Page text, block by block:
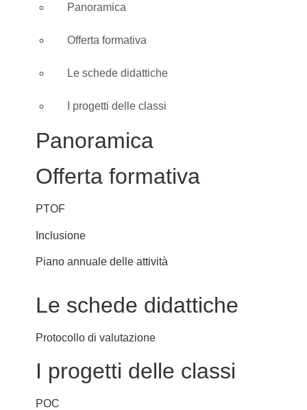
Panoramica
Offerta formativa
Le schede didattiche
I progetti delle classi
Panoramica
Offerta formativa
PTOF
Inclusione
Piano annuale delle attività
Le schede didattiche
Protocollo di valutazione
I progetti delle classi
POC